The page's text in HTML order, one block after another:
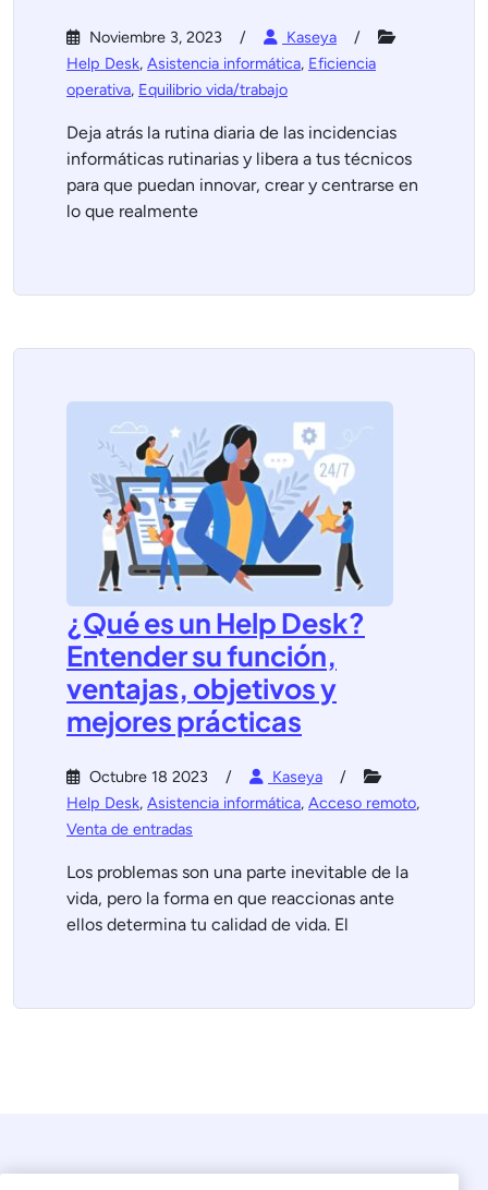
Noviembre 3, 2023
Kaseya
Help Desk, Asistencia informática, Eficiencia
operativa, Equilibrio vida/trabajo
Deja atrás la rutina diaria de las incidencias
informáticas rutinarias y libera a tus técnicos
para que puedan innovar, crear y centrarse en
lo que realmente
¿Qué es un Help Desk?
Entender su función,
ventajas, objetivos y
mejores prácticas
Octubre 18 2023
Kaseya
Help Desk, Asistencia informática, Acceso remoto,
Venta de entradas
Los problemas son una parte inevitable de la
vida, pero la forma en que reaccionas ante
ellos determina tu calidad de vida. El